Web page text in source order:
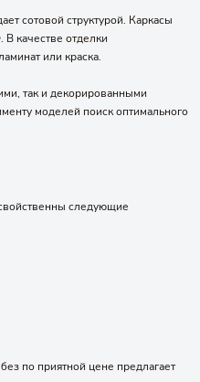
сотовой структурой. Каркасы
качестве отделки
или краска.
так и декорированными
моделей поиск оптимального
следующие
по приятной цене предлагает